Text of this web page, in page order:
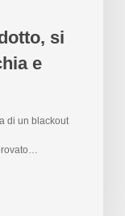
si
e
di un blackout